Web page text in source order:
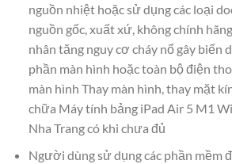
nguồn nhiệt hoặc sử dụng các loại
nguồn gốc, xuất xứ, không chính
nhân tăng nguy cơ cháy nổ gây biến
phần màn hình hoặc toàn bộ điện
màn hình Thay màn hình, thay mặt
chữa Máy tính bảng iPad Air 5 M1
Nha Trang có khi chưa đủ
Người dùng sử dụng các phần mềm